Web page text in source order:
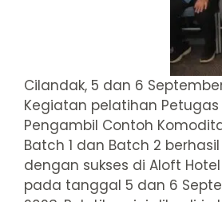
Cilandak, 5 dan 6
Kegiatan pelatihan Petugas
Pengambil Contoh
Batch 1 dan Batch 2
dengan sukses di Aloft
pada tanggal 5 dan 6